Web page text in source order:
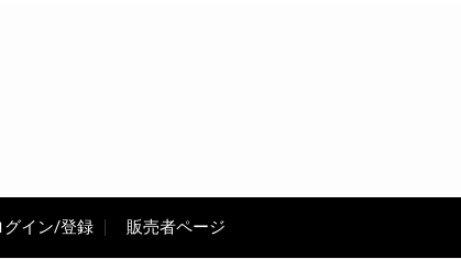
グイン/登録 販売者ページ